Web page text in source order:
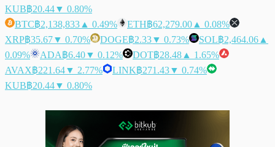
KUB฿20.44▼ 0.80%
BTC฿2,138,833 ▲ 0.49% ETH฿62,279.00 ▲ 0.08%
XRP฿35.67▼ 0.70% DOGE฿2.33▼ 0.73% SOL฿2,464.06 ▲
0.09%
ADA฿6.40▼ 0.12% DOT฿28.48 ▲ 1.65%
AVAX฿221.64▼ 2.77% LINK฿271.43▼ 0.74%
KUB฿20.44▼ 0.80%